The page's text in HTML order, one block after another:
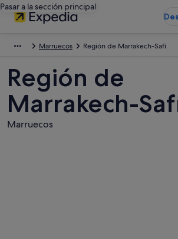
Pasar a la sección principal
Marruecos Región de Marrakech-Safí
Región de
Marrakech-
Marruecos